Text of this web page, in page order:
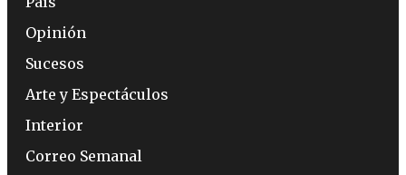
Opinión
Sucesos
Arte y Espectáculos
Interior
Correo Semanal